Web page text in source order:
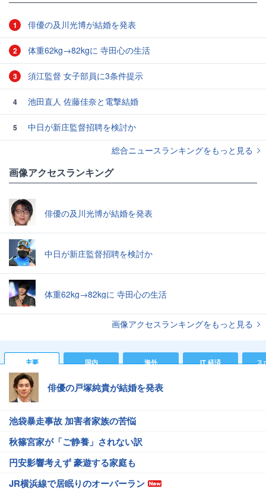
1 俳優の及川光博が結婚を発表
2 体重62kg→82kgに 寺田心の生活
3 須江監督 女子部員に3条件提示
4 池田直人 佐藤佳奈と電撃結婚
5
中日が新庄監督招聘を検討か
総合ニュースランキングをもっと見る
画像アクセスランキング
俳優の及川光博が結婚を発表
中日が新庄監督招聘を検討か
体重62kg→82kgに 寺田心の生活
画像アクセスランキングをもっと見る
主要 国内 海外 IT 経済 ス
俳優の戸塚純貴が結婚を発表
池袋暴走事故 加害者家族の苦悩
秋篠宮家が「ご静養」されない訳
円安影響考えず 豪遊する家庭も
JR横浜線で居眠りのオーバーラン